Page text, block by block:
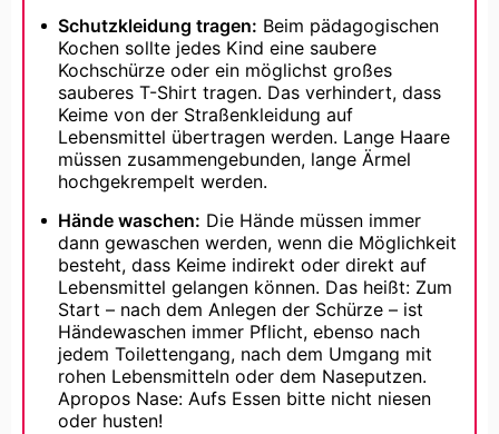
Schutzkleidung tragen: Beim pädagogischen
Kochen sollte jedes Kind eine saubere
Kochschürze oder ein möglichst großes
sauberes T-Shirt tragen. Das verhindert, dass
Keime von der Straßenkleidung auf
Lebensmittel übertragen werden. Lange Haare
müssen zusammengebunden, lange Ärmel
hochgekrempelt werden.
Hände waschen: Die Hände müssen immer
dann gewaschen werden, wenn die Möglichkeit
besteht, dass Keime indirekt oder direkt auf
Lebensmittel gelangen können. Das heißt: Zum
Start – nach dem Anlegen der Schürze – ist
Händewaschen immer Pflicht, ebenso nach
jedem Toilettengang, nach dem Umgang mit
rohen Lebensmitteln oder dem Naseputzen.
Apropos Nase: Aufs Essen bitte nicht niesen
oder husten!